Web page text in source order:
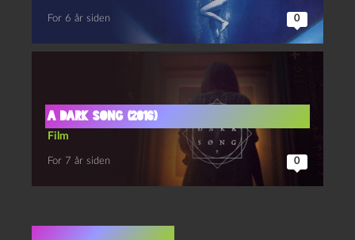
For 6 år siden 0
A Dark Song (2016)
Film
For 7 år siden 0